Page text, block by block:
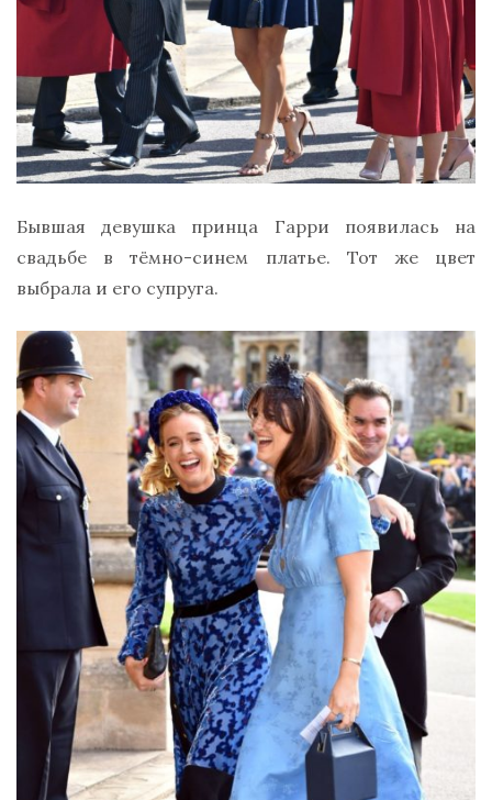
Бывшая девушка принца Гарри появилась на
свадьбе в тёмно-синем платье. Тот же цвет
выбрала и его супруга.